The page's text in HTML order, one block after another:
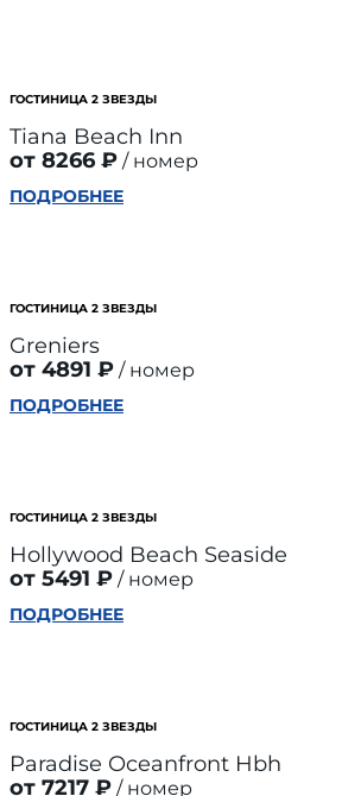
ГОСТИНИЦА 2 ЗВЕЗДЫ
Tiana Beach Inn
от 8266 ₽
номер
ПОДРОБНЕЕ
ГОСТИНИЦА 2 ЗВЕЗДЫ
Greniers
от 4891 ₽
номер
ПОДРОБНЕЕ
ГОСТИНИЦА 2 ЗВЕЗДЫ
Hollywood Beach Seaside
от 5491 ₽
номер
ПОДРОБНЕЕ
ГОСТИНИЦА 2 ЗВЕЗДЫ
Paradise Oceanfront Hbh
от 7217 ₽
номер